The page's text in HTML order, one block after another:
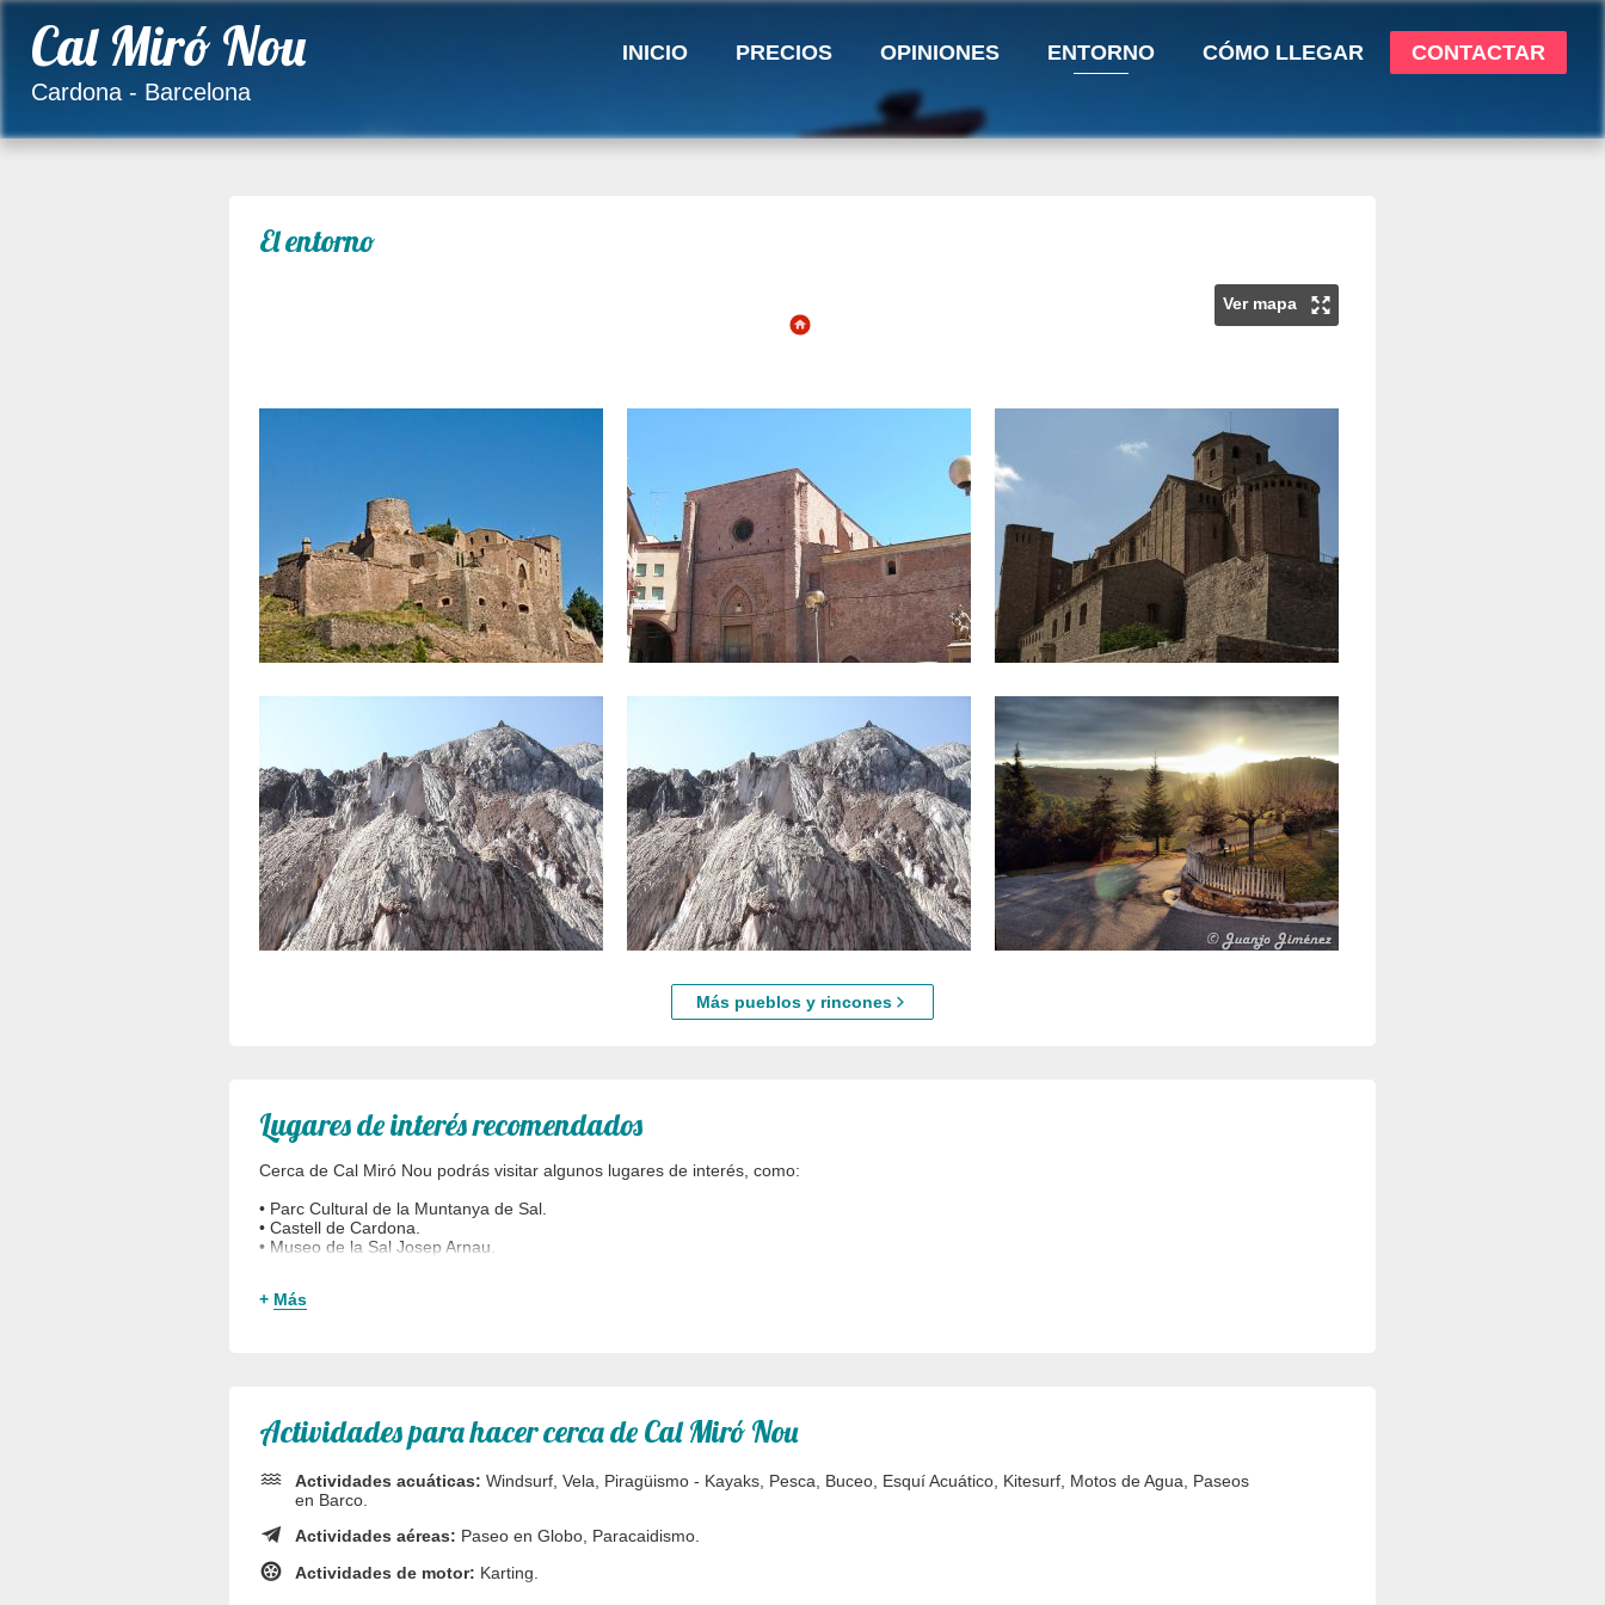
Cal Miró Nou
Cardona - Barcelona
INICIO PRECIOS OPINIONES ENTORNO CÓMO LLEGAR CONTACTAR
El entorno
Ver mapa
a 0,36 km aprox.
a 0,03 km aprox.
a 0,40 km aprox.
a 1,03 km aprox.
Más pueblos y rincones
Lugares de interés recomendados
Cerca de Cal Miró Nou podrás visitar algunos lugares de interés, como:
• Parc Cultural de la Muntanya de Sal.
• Castell de Cardona.
• Museo de la Sal Josep Arnau.
+ Más
Actividades para hacer cerca de Cal Miró Nou
Actividades acuáticas: Windsurf, Vela, Piragüismo - Kayaks, Pesca, Buceo, Esquí Acuático, Kitesurf, Motos de Agua, Paseos
en Barco.
Actividades aéreas: Paseo en Globo, Paracaidismo.
Actividades de motor: Karting.